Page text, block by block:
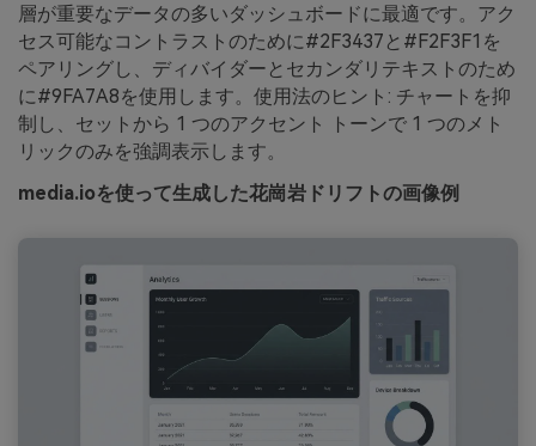
層が重要なデータの多いダッシュボードに最適です。アク
セス可能なコントラストのために#2F3437と#F2F3F1を
ペアリングし、ディバイダーとセカンダリテキストのため
に#9FA7A8を使用します。使用法のヒント: チャートを抑
制し、セットから 1 つのアクセント トーンで 1 つのメト
リックのみを強調表示します。
media.ioを使って生成した花崗岩ドリフトの画像例